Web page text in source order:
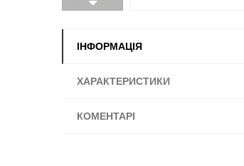
ІНФОРМАЦІЯ
ХАРАКТЕРИСТИКИ
КОМЕНТАРІ